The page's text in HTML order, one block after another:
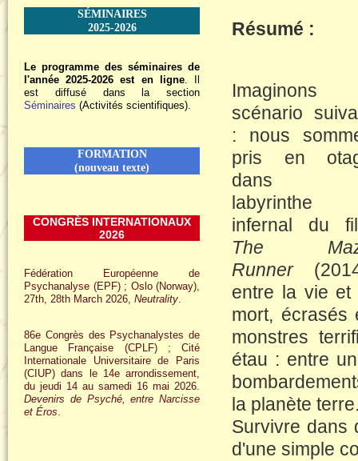
SÉMINAIRES
2025-2026
Le programme des séminaires de
l'année 2025-2026 est en ligne. Il
est diffusé dans la section
Séminaires (Activités scientifiques).
FORMATION
(nouveau texte)
CONGRÈS INTERNATIONAUX
2026
Fédération Européenne de
Psychanalyse (EPF) ; Oslo (Norway),
27th, 28th March 2026, Neutrality
86e Congrès des Psychanalystes de
Langue Française (CPLF) ; Cité
Internationale Universitaire de Paris
(CIUP) dans le 14e arrondissement,
du jeudi 14 au samedi 16 mai 2026.
Devenirs de Psyché, entre Narcisse
et Éros
Résumé :
Imaginons
scénario
: nous
pris en
dans
labyrinthe
infernal du
The
Runner
entre la vie et
mort, écrasés
monstres
étau : entre
la planète
Survivre dans
d'une simple